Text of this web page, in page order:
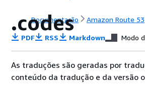
Documentação Amazon Route 53
.codes
PDF RSS Markdown Modo
As traduções são geradas por
conteúdo da tradução e da versão